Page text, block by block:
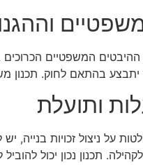
המשפטיים הכרוכים
בהתאם לחוק. תכנון
ותועלת
על ניצול זכויות בנייה,
תכנון נכון יכול